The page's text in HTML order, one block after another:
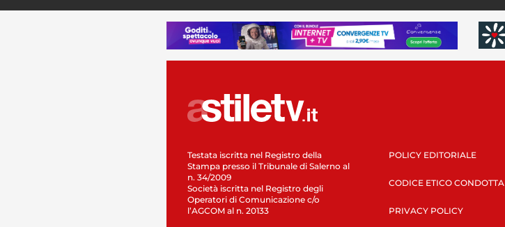
Testata iscritta nel Registro della
Stampa presso il Tribunale di Salerno al
n. 34/2009
Società iscritta nel Registro degli
Operatori di Comunicazione c/o
l’AGCOM al n. 20133
POLICY EDITORIALE
CODICE ETICO CONDOTTA
PRIVACY POLICY